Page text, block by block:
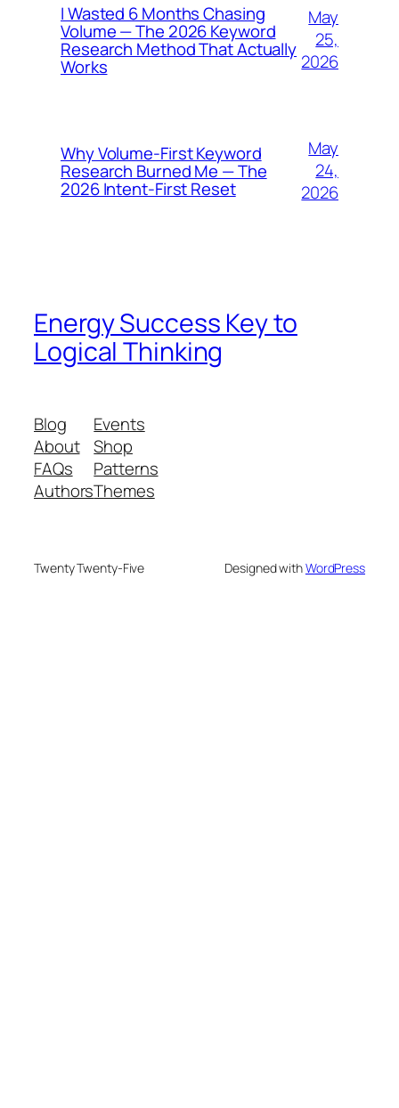
I Wasted 6 Months Chasing
Volume — The 2026 Keyword
Research Method That Actually
Works
May
25,
2026
Why Volume-First Keyword
Research Burned Me — The
2026 Intent-First Reset
May
24,
2026
Energy Success Key to
Logical Thinking
Blog
About
FAQs
Authors
Events
Shop
Patterns
Themes
Twenty Twenty-Five Designed withWordPress